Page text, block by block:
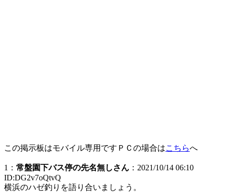
この掲示板はモバイル専用ですＰＣの場合はこちらへ
1： 常盤園下バス停の先名無しさん ：2021/10/14 06:10
ID:DG2v7oQtvQ
横浜のハゼ釣りを語り合いましょう。